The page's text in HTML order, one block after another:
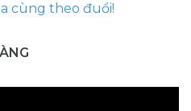
cùng theo đuổi!